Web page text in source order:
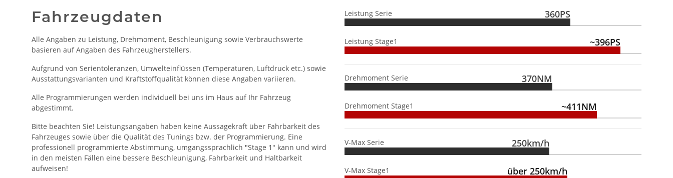
Fahrzeugdaten
Alle Angaben zu Leistung, Drehmoment, Beschleunigung sowie Verbrauchswerte
basieren auf Angaben des Fahrzeugherstellers.
Aufgrund von Serientoleranzen, Umwelteinflüssen (Temperaturen, Luftdruck etc.) sowie
Ausstattungsvarianten und Kraftstoffqualität können diese Angaben variieren.
Alle Programmierungen werden individuell bei uns im Haus auf Ihr Fahrzeug
abgestimmt.
Bitte beachten Sie! Leistungsangaben haben keine Aussagekraft über Fahrbarkeit des
Fahrzeuges sowie über die Qualität des Tunings bzw. der Programmierung. Eine
professionell programmierte Abstimmung, umgangssprachlich "Stage 1" kann und wird
in den meisten Fällen eine bessere Beschleunigung, Fahrbarkeit und Haltbarkeit
aufweisen!
Leistung Serie 360PS
Leistung Stage1 ~396PS
Drehmoment Serie 370NM
Drehmoment Stage1 ~411NM
V-Max Serie 250km/h
V-Max Stage1 über 250km/h